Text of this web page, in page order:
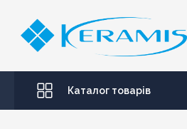
Каталог товарів